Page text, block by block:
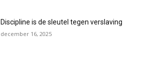
Discipline is de sleutel tegen verslaving
december 16, 2025